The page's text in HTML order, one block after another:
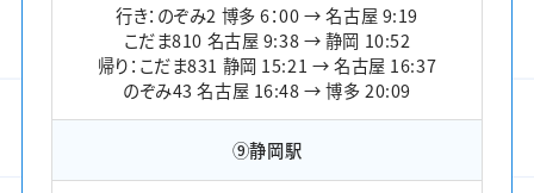
行き：のぞみ2 博多 6：00 → 名古屋 9:19
こだま810 名古屋 9:38 → 静岡 10:52
帰り：こだま831 静岡 15:21 → 名古屋 16:37
のぞみ43 名古屋 16:48 → 博多 20:09
⑨静岡駅